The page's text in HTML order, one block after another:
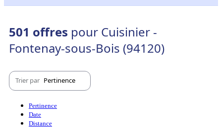
501 offres pour Cuisinier -
Fontenay-sous-Bois (94120)
Trier par Pertinence
Pertinence
Date
Distance